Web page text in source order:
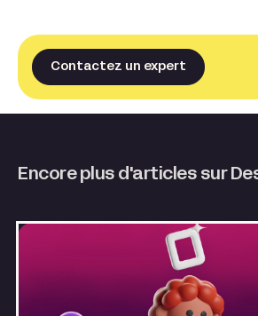
Contactez un expert
Encore plus d'articles sur